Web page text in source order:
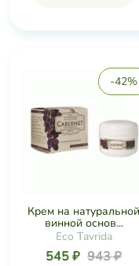
-42%
Крем на натуральной
винной основ...
Eco Tavrida
545 ₽ 943 ₽